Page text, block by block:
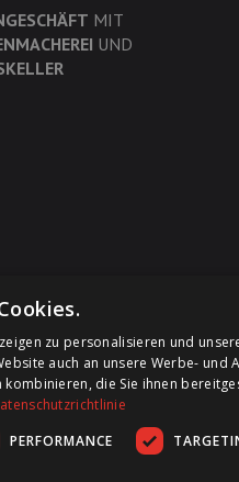
MIT
UND
zu personalisieren und
auch an unsere Werbe- und
die Sie ihnen
PERFORMANCE